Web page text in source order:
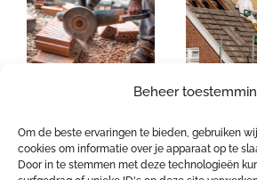
Beheer
Om de beste ervaringen te bieden, gebruiken
cookies om informatie over je apparaat op te
Door in te stemmen met deze technologieën
nieuwe
asbestregels voor